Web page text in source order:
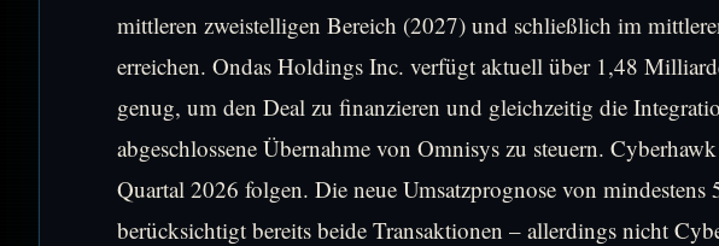
mittleren zweistelligen Bereich (2027) und schließlich im
erreichen. Ondas Holdings Inc. verfügt aktuell über 1,48
genug, um den Deal zu finanzieren und gleichzeitig die
abgeschlossene Übernahme von Omnisys zu steuern.
Quartal 2026 folgen. Die neue Umsatzprognose von
berücksichtigt bereits beide Transaktionen – allerdings nicht